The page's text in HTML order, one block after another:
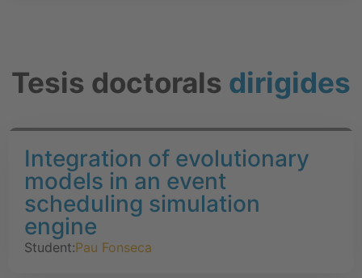
Tesis doctorals dirigides
Integration of evolutionary
models in an event
scheduling simulation
engine
Student:Pau Fonseca